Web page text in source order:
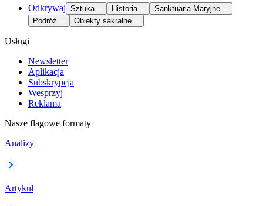
Odkrywaj Sztuka Historia
Sanktuaria Maryjne
Podróż
Obiekty sakralne
Usługi
Newsletter
Aplikacja
Subskrypcja
Wesprzyj
Reklama
Nasze flagowe formaty
Analizy
Artykuł